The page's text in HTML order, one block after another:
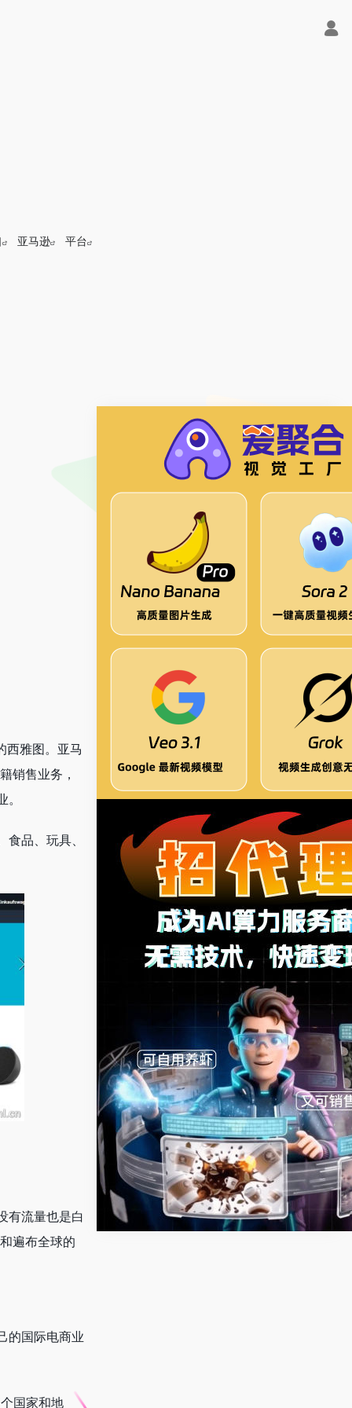
亚马逊 平台
即可编程又可聊天
西雅图。亚马
销售业务，
品、玩具、
有流量也是白
遍布全球的
的国际电商业
国家和地